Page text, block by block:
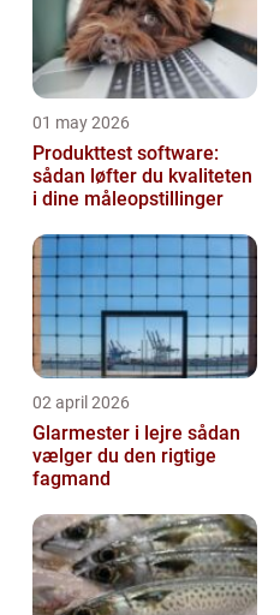
01 may 2026
Produkttest software:
sådan løfter du kvaliteten
i dine måleopstillinger
02 april 2026
Glarmester i lejre sådan
vælger du den rigtige
fagmand